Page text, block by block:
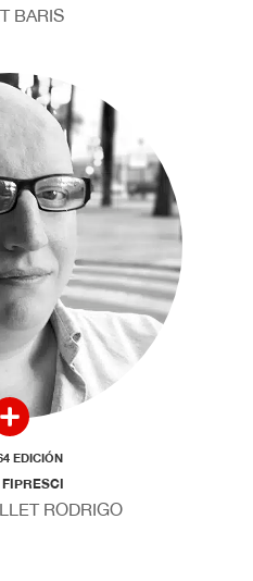
BARIS
EDICIÓN
RODRIGO